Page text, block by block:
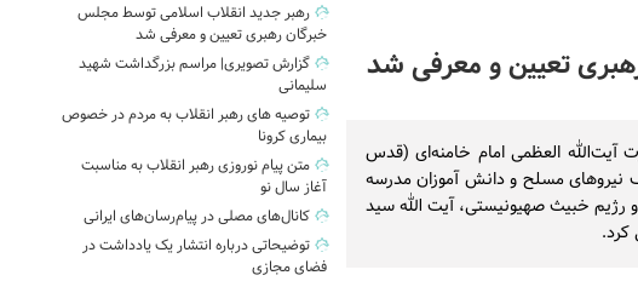
تعیین و معرفی شد
العظمی امام خامنه‌ای (قدس
نیروهای مسلح و دانش آموزان مدرسه
رژیم خبیث صهیونیستی، آیت الله سید
کرد.
رهبر جدید انقلاب اسلامی توسط مجلس
خبرگان رهبری تعیین و معرفی شد
گزارش تصویری| مراسم بزرگداشت شهید
سلیمانی
توصیه های رهبر انقلاب به مردم در خصوص
بیماری کرونا
متن پیام نوروزی رهبر انقلاب به مناسبت
آغاز سال نو
کانال‌های مصلی در پیام‌رسان‌های ایرانی
توضیحاتی درباره انتشار یک یادداشت در
فضای مجازی